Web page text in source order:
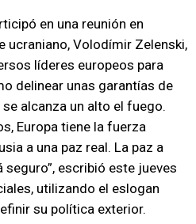
en una reunión en
ucraniano, Volodímir Zelenski,
líderes europeos para
delinear unas garantías de
alcanza un alto el fuego.
Europa tiene la fuerza
a una paz real. La paz a
escribió este jueves
utilizando el eslogan
su política exterior.